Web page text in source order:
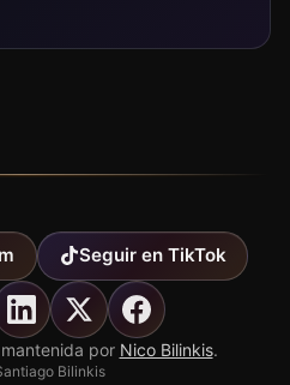
Seguir en TikTok
por Nico Bilinkis.
Bilinkis